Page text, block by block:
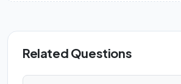
Related Questions